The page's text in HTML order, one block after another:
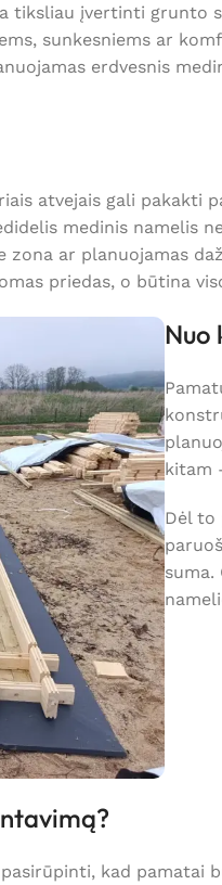
tiksliau įvertinti grunto
sunkesniems ar
erdvesnis
atvejais gali
medinis namelis
ar planuojamas
priedas, o būtina
Nuo
kitam
Dėl to
suma.
kad